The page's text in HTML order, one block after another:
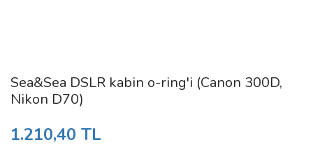
Sea&Sea DSLR kabin o-ring'i (Canon 300D,
Nikon D70)
1.210,40 TL